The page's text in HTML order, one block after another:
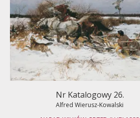
Nr Katalogowy 26.
Alfred Wierusz-Kowalski